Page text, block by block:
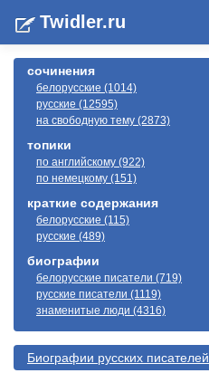
Twidler.ru
сочинения
белорусские (1014)
русские (12595)
на свободную тему (2873)
топики
по английскому (922)
по немецкому (151)
краткие содержания
белорусские (115)
русские (489)
биографии
белорусские писатели (719)
русские писатели (1119)
знаменитые люди (4316)
Биографии русскиx писателей